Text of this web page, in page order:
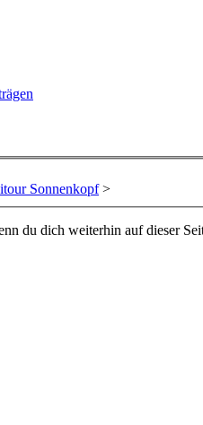
Sonnenkopf >
du dich weiterhin auf dieser